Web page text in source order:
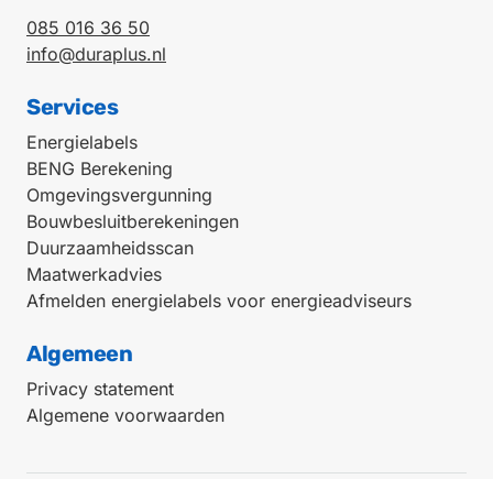
085 016 36 50
info@duraplus.nl
Services
Energielabels
BENG Berekening
Omgevingsvergunning
Bouwbesluitberekeningen
Duurzaamheidsscan
Maatwerkadvies
Afmelden energielabels voor energieadviseurs
Algemeen
Privacy statement
Algemene voorwaarden